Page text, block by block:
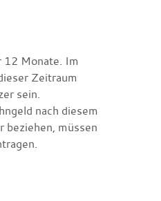
12 Monate. Im
Zeitraum
sein.
nach diesem
beziehen, müssen